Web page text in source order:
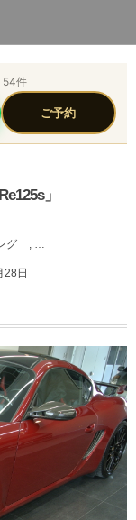
54件
ご予約
」
グ
28日